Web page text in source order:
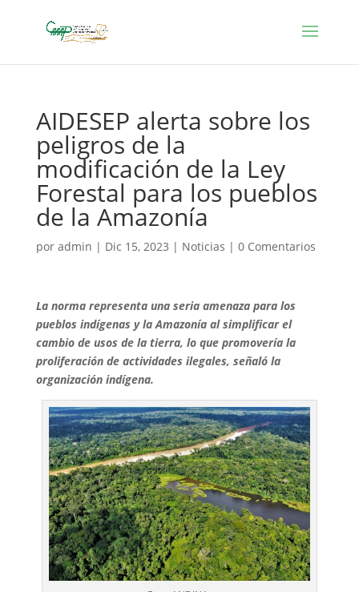
AIDESEP alerta sobre los
peligros de la
modificación de la Ley
Forestal para los pueblos
de la Amazonía
por admin | Dic 15, 2023 | Noticias | 0 Comentarios
La norma representa una seria amenaza para los
pueblos indígenas yla Amazonía al simplificar el
cambio de usos de la tierra, lo que promovería la
proliferación de actividades ilegales, señaló la
organización indígena.